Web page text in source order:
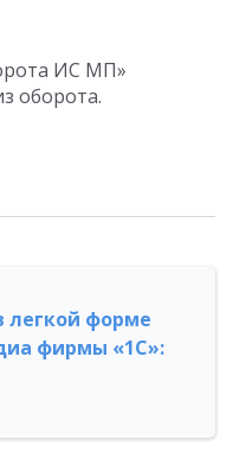
ИС МП»
оборота.
легкой форме
фирмы «1С»: